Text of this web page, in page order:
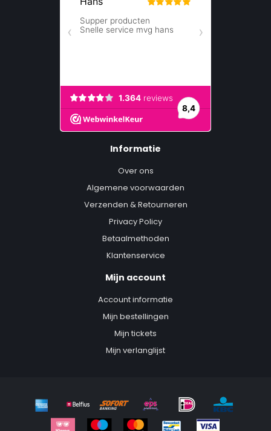
Informatie
Over ons
Algemene voorwaarden
Verzenden & Retourneren
Privacy Policy
Betaalmethoden
Klantenservice
Mijn account
Account informatie
Mijn bestellingen
Mijn tickets
Mijn verlanglijst